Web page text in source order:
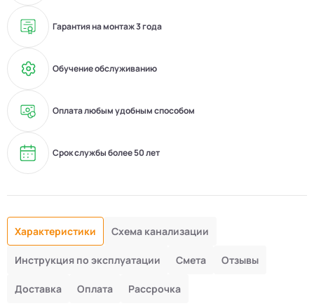
Гарантия на монтаж 3 года
Обучение обслуживанию
Оплата любым удобным способом
Срок службы более 50 лет
Характеристики Схема канализации
Инструкция по эксплуатации Смета Отзывы
Доставка Оплата Рассрочка